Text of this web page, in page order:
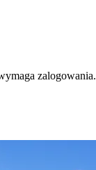
zalogowania.